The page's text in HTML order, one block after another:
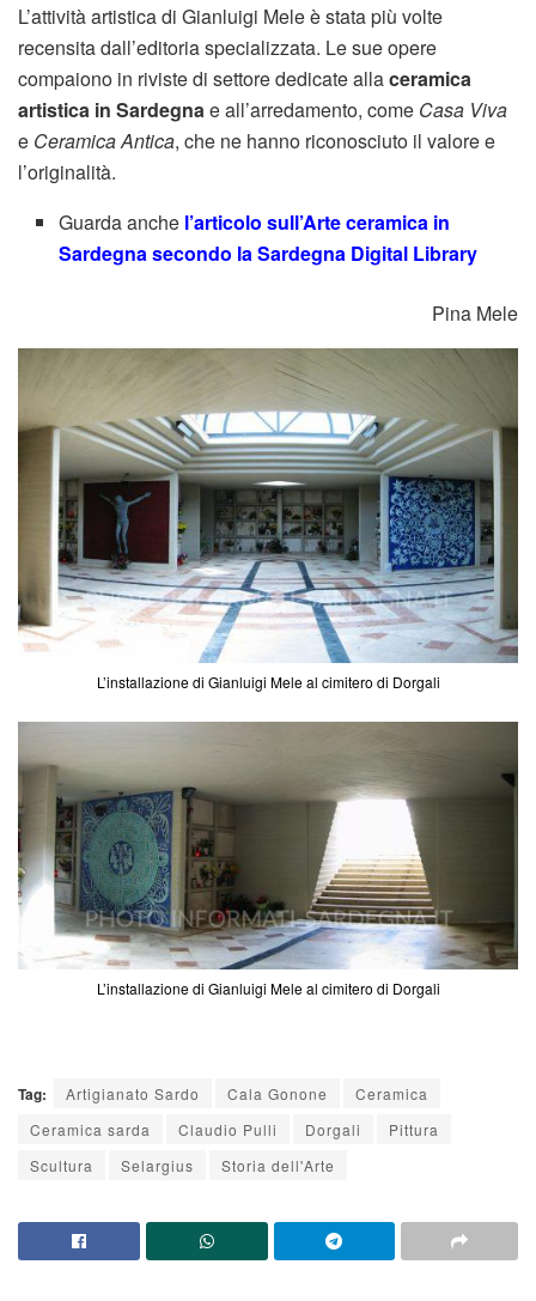
L’attività artistica di Gianluigi Mele è stata più volte
recensita dall’editoria specializzata. Le sue opere
compaiono in riviste di settore dedicate allaceramica
artistica in Sardegna e all’arredamento, come Casa Viva
e Ceramica Antica, che ne hanno riconosciuto il valore e
l’originalità.
Guarda anche l’articolo sull’Arte ceramica in
Sardegna secondo la Sardegna Digital Library
Pina Mele
L’installazione di Gianluigi Mele al cimitero di Dorgali
L’installazione di Gianluigi Mele al cimitero di Dorgali
Tag: Artigianato Sardo Cala Gonone
Ceramica
Ceramica sarda
Claudio Pulli Dorgali
Pittura
Scultura
Selargius Storia dell'Arte